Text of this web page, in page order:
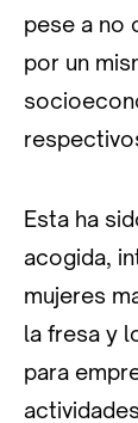
pese a no
por un
Esta ha
acogida,
mujeres
la fresa y
para